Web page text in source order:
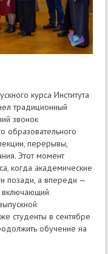
курса Института
традиционный
звонок
образовательного
перерывы,
Этот момент
когда академические
позади, а впереди —
включающий
студенты в сентябре
обучение на